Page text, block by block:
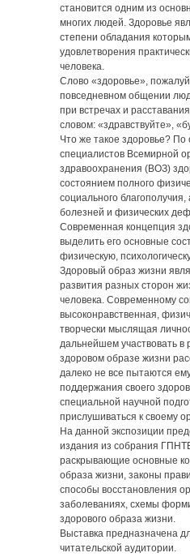
становится одним из
многих людей. Здоровье
степени обладания
удовлетворения
человека.
Слово «здоровье»,
повседневном общении
при встречах и
словом: «здравствуйте»,
Что же такое здоровье?
специалистов Всемирной
здравоохранения (ВОЗ)
состоянием полного
социального благополучия,
болезней и физических
Современная концепция
выделить его основные
физическую,
Здоровый образ жизни
развития разных сторон
человека. Современному
высоконравственная,
творчески мыслящая
дальнейшем участвовать в
здоровом образе жизни
далеко не все пытаются
поддержания своего
специальной научной
прислушиваться к своему
На данной экспозиции
издания из собрания
раскрывающие основные
образа жизни, законы
способы восстановления
заболеваниях, схемы
здорового образа жизни.
Выставка предназначена
читательской аудитории.